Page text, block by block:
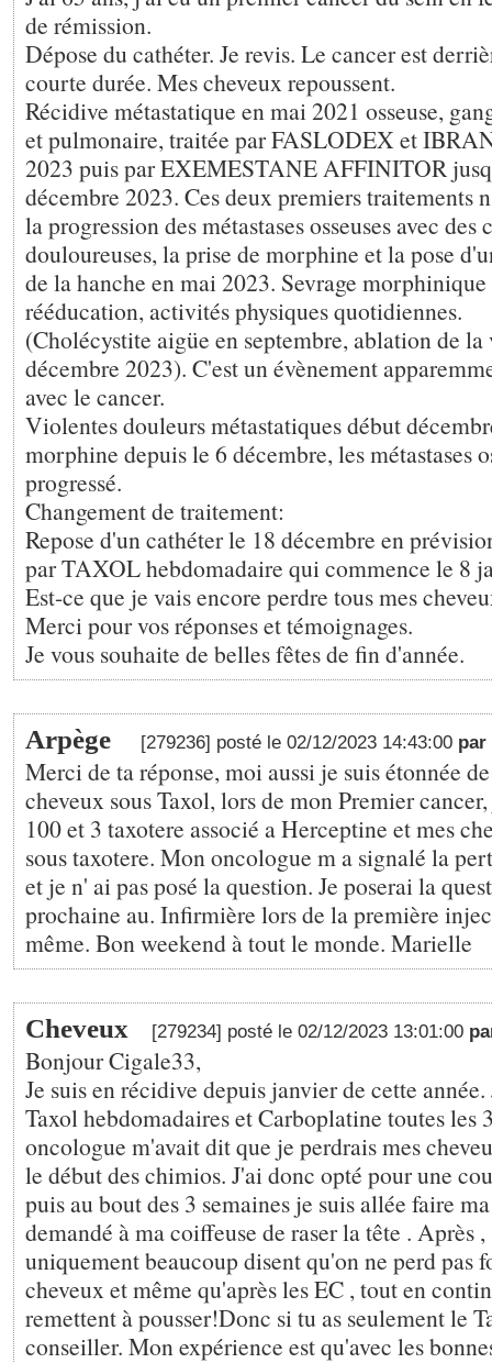
de rémission.
Dépose du cathéter. Je revis. Le cancer est
courte durée. Mes cheveux repoussent.
Récidive métastatique en mai 2021 osseuse,
et pulmonaire, traitée par FASLODEX et
2023 puis par EXEMESTANE AFFINITOR
décembre 2023. Ces deux premiers traitements
la progression des métastases osseuses avec des
douloureuses, la prise de morphine et la pose
de la hanche en mai 2023. Sevrage
rééducation, activités physiques quotidiennes.
(Cholécystite aigüe en septembre, ablation de
décembre 2023). C'est un évènement
avec le cancer.
Violentes douleurs métastatiques début
morphine depuis le 6 décembre, les métastases
progressé.
Changement de traitement:
Repose d'un cathéter le 18 décembre en
par TAXOL hebdomadaire qui commence le 8
Est-ce que je vais encore perdre tous mes
Merci pour vos réponses et témoignages.
Je vous souhaite de belles fêtes de fin d'année.
Arpège [279236] posté le 02/12/2023 14:43:00 par
Merci de ta réponse, moi aussi je suis étonnée
cheveux sous Taxol, lors de mon Premier
100 et 3 taxotere associé a Herceptine et mes
sous taxotere. Mon oncologue m a signalé la
et je n' ai pas posé la question. Je poserai la
prochaine au. Infirmière lors de la première
même. Bon weekend à tout le monde. Marielle
Cheveux [279234] posté le 02/12/2023 13:01:00
Bonjour Cigale33,
Je suis en récidive depuis janvier de cette
Taxol hebdomadaires et Carboplatine toutes les
oncologue m'avait dit que je perdrais mes
le début des chimios. J'ai donc opté pour une
puis au bout des 3 semaines je suis allée faire
demandé à ma coiffeuse de raser la tête . Après ,
uniquement beaucoup disent qu'on ne perd pas
cheveux et même qu'après les EC , tout en
remettent à pousser!Donc si tu as seulement le
conseiller. Mon expérience est qu'avec les